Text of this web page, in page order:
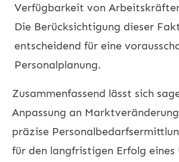
Verfügbarkeit von
Die Berücksichtigung dieser
entscheidend für eine
Personalplanung.
Zusammenfassend lässt sich
Anpassung an
präzise
für den langfristigen Erfolg eines